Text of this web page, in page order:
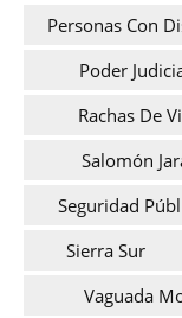
Personas Con
Poder
Rachas De
Salomón
Seguridad
Sierra Sur
Vaguada